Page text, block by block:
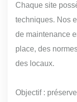
Chaque site
techniques. Nos
de maintenance
place, des
des locaux.
Objectif :